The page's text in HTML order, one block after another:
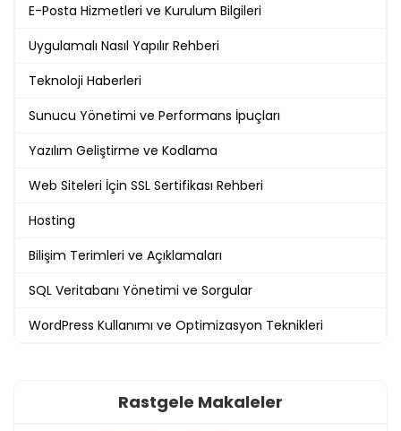
E-Posta Hizmetleri ve Kurulum Bilgileri
Uygulamalı Nasıl Yapılır Rehberi
Teknoloji Haberleri
Sunucu Yönetimi ve Performans İpuçları
Yazılım Geliştirme ve Kodlama
Web Siteleri İçin SSL Sertifikası Rehberi
Hosting
Bilişim Terimleri ve Açıklamaları
SQL Veritabanı Yönetimi ve Sorgular
WordPress Kullanımı ve Optimizasyon Teknikleri
Rastgele Makaleler